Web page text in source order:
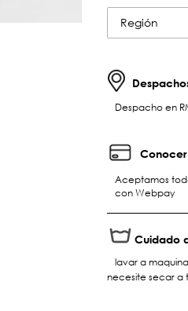
Región
Despacho en
Aceptamos
con Webpay
Cuidado
lavar a
necesite secar a